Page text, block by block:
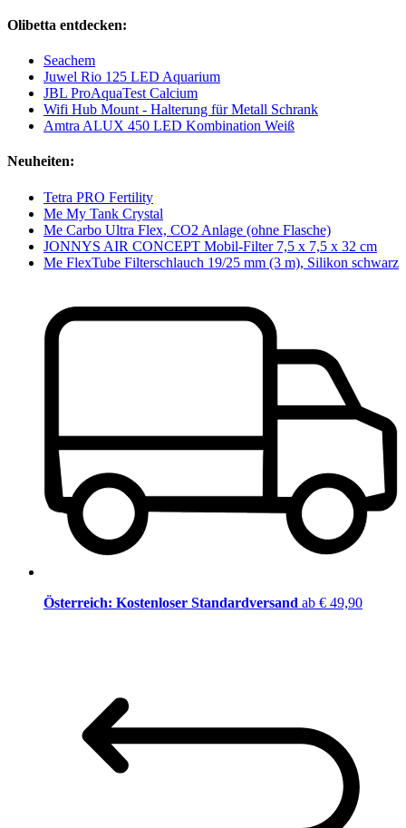
Olibetta entdecken:
Seachem
Juwel Rio 125 LED Aquarium
JBL ProAquaTest Calcium
Wifi Hub Mount - Halterung für Metall Schrank
Amtra ALUX 450 LED Kombination Weiß
Neuheiten:
Tetra PRO Fertility
Me My Tank Crystal
Me Carbo Ultra Flex, CO2 Anlage (ohne Flasche)
JONNYS AIR CONCEPT Mobil-Filter 7,5 x 7,5 x 32 cm
Me FlexTube Filterschlauch 19/25 mm (3 m), Silikon schwarz
Österreich: Kostenloser Standardversand ab € 49,90